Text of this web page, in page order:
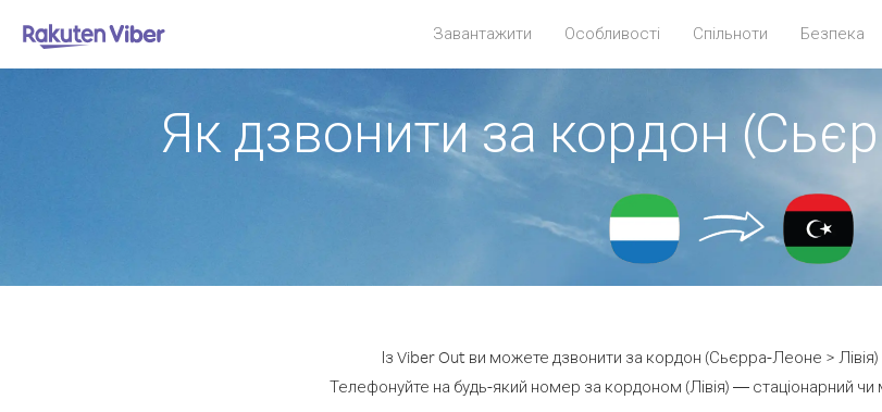
Завантажити Особливості Спільноти Безпека
Як дзвонити за кордон
Із Viber Out ви можете дзвонити за кордон (Сьєрра-Леоне >
Телефонуйте на будь-який номер за кордоном (Лівія) — стаціонарний чи